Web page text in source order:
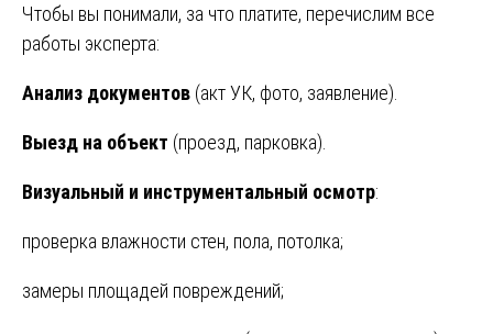
Чтобы вы понимали, за что платите, перечислим все
работы эксперта:
Анализ документов (акт УК, фото, заявление).
Выезд на объект (проезд, парковка).
Визуальный и инструментальный осмотр:
проверка влажности стен, пола, потолка;
замеры площадей повреждений;